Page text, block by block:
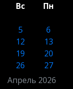
Апрель 2026
Вс Пн
5
6
12
13
19
20
26
27